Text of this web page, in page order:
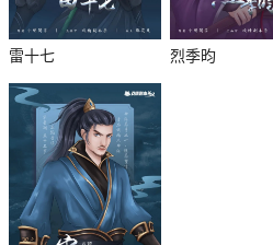
雷十七 烈季昀